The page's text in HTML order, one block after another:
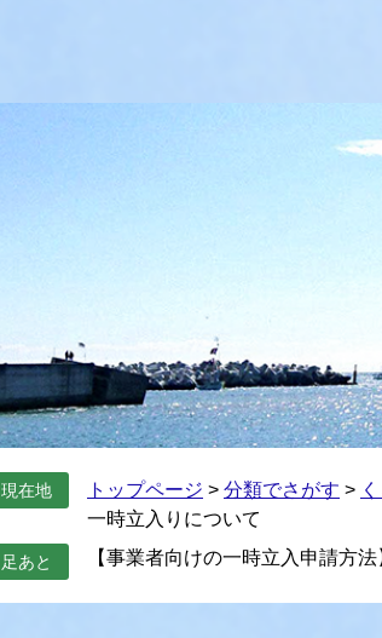
現在地 トップページ > 分類でさがす >
一時立入りについて
足あと 【事業者向けの一時立入申請方